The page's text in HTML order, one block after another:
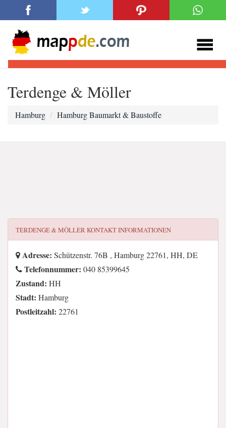
Terdenge & Möller
Hamburg Hamburg Baumarkt & Baustoffe
TERDENGE & MÖLLERKONTAKT INFORMATIONEN
Adresse: Schützenstr. 76B , Hamburg 22761, HH, DE
Telefonnummer: 040 85399645
Zustand: HH
Stadt: Hamburg
Postleitzahl: 22761